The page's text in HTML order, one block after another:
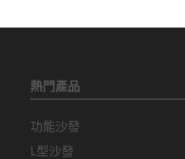
熱門產品
功能沙發
L型沙發